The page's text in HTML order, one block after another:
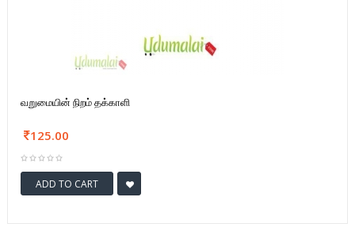
வறுமையின் நிறம் தக்காளி
125.00
ADD TO CART